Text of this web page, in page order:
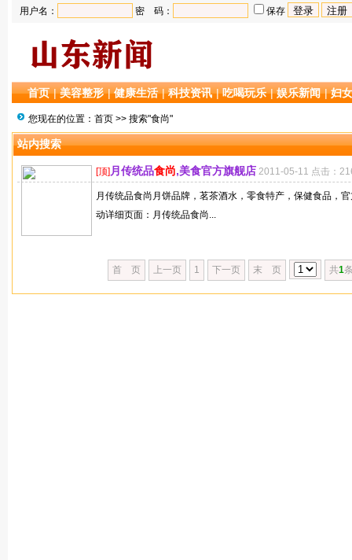
用户名： 密 码： 保存
首页 |美容整形 |健康生活 |科技资讯 |吃喝玩乐 |娱乐新闻 |妇
您现在的位置： 首页 >> 搜索"食尚"
站内搜索
[顶] 月传统品食尚,美食官方旗舰店 2011-05-11 点击：
月传统品食尚月饼品牌，茗茶酒水，零食特产，保健食品，
动详细页面：月传统品食尚...
首 页 上一页 1 下一页 末 页 共1